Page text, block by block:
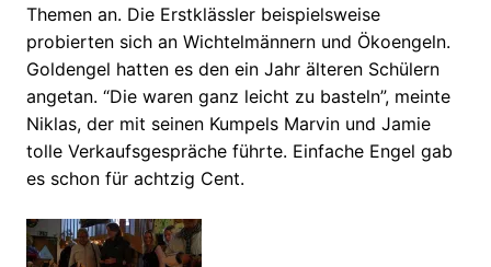
Themen an. Die Erstklässler beispielsweise
probierten sich an Wichtelmännern und Ökoengeln.
Goldengel hatten es den ein Jahr älteren Schülern
angetan. “Die waren ganz leicht zu basteln”, meinte
Niklas, der mit seinen Kumpels Marvin und Jamie
tolle Verkaufsgespräche führte. Einfache Engel gab
es schon für achtzig Cent.